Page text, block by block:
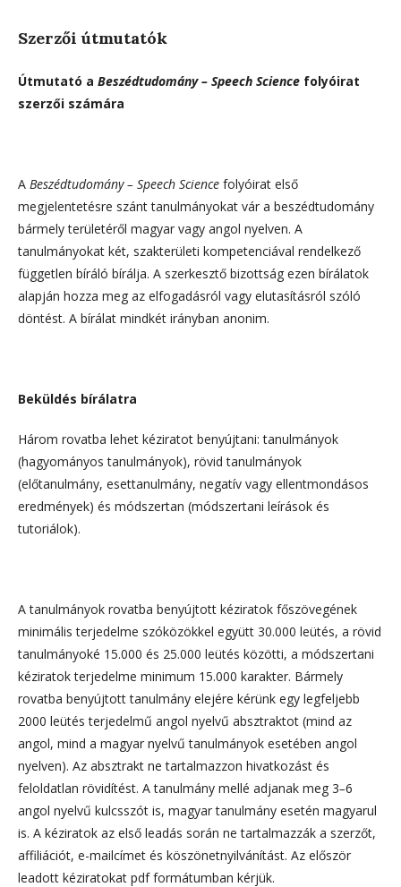
Szerzői útmutatók
Útmutató a Beszédtudomány – Speech Science folyóirat
szerzői számára
A Beszédtudomány – Speech Science folyóirat első
megjelentetésre szánt tanulmányokat vár a beszédtudomány
bármely területéről magyar vagy angol nyelven. A
tanulmányokat két, szakterületi kompetenciával rendelkező
független bíráló bírálja. A szerkesztő bizottság ezen bírálatok
alapján hozza meg az elfogadásról vagy elutasításról szóló
döntést. A bírálat mindkét irányban anonim.
Beküldés bírálatra
Három rovatba lehet kéziratot benyújtani: tanulmányok
(hagyományos tanulmányok), rövid tanulmányok
(előtanulmány, esettanulmány, negatív vagy ellentmondásos
eredmények) és módszertan (módszertani leírások és
tutoriálok).
A tanulmányok rovatba benyújtott kéziratok főszövegének
minimális terjedelme szóközökkel együtt 30.000 leütés, a rövid
tanulmányoké 15.000 és 25.000 leütés közötti, a módszertani
kéziratok terjedelme minimum 15.000 karakter. Bármely
rovatba benyújtott tanulmány elejére kérünk egy legfeljebb
2000 leütés terjedelmű angol nyelvű absztraktot (mind az
angol, mind a magyar nyelvű tanulmányok esetében angol
nyelven). Az absztrakt ne tartalmazzon hivatkozást és
feloldatlan rövidítést. A tanulmány mellé adjanak meg 3–6
angol nyelvű kulcsszót is, magyar tanulmány esetén magyarul
is. A kéziratok az első leadás során ne tartalmazzák a szerzőt,
affiliációt, e-mailcímet és köszönetnyilvánítást. Az először
leadott kéziratokat pdf formátumban kérjük.